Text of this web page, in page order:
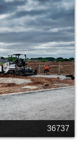
36519